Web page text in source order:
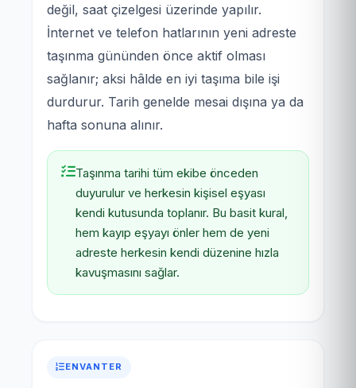
değil, saat çizelgesi üzerinde yapılır.
İnternet ve telefon hatlarının yeni adreste
taşınma gününden önce aktif olması
sağlanır; aksi hâlde en iyi taşıma bile işi
durdurur. Tarih genelde mesai dışına ya da
hafta sonuna alınır.
Taşınma tarihi tüm ekibe önceden
duyurulur ve herkesin kişisel eşyası
kendi kutusunda toplanır. Bu basit kural,
hem kayıp eşyayı önler hem de yeni
adreste herkesin kendi düzenine hızla
kavuşmasını sağlar.
ENVANTER